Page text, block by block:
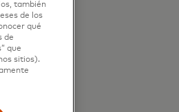
también
de los
qué
de
que
sitios).